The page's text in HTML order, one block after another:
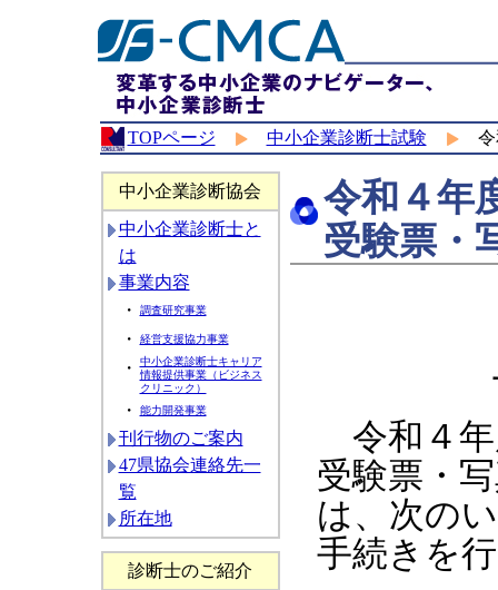
TOPページ 中小企業診断士試験 令
中小企業診断協会
中小企業診断士と
は
事業内容
・
調査研究事業
・ 経営支援協力事業
・
中小企業診断士キャリア
情報提供事業（ビジネス
クリニック）
・ 能力開発事業
刊行物のご案内
47県協会連絡先一
覧
所在地
診断士のご紹介
令和４年
受験票・
令和４年
受験票・
は、次の
手続きを